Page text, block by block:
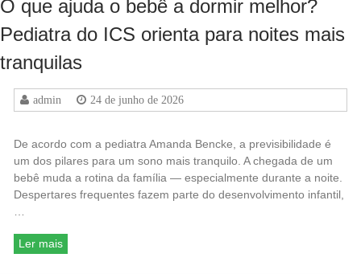
O que ajuda o bebê a dormir melhor?
Pediatra do ICS orienta para noites mais
tranquilas
admin 24 de junho de 2026
De acordo com a pediatra Amanda Bencke, a previsibilidade é
um dos pilares para um sono mais tranquilo. A chegada de um
bebê muda a rotina da família — especialmente durante a noite.
Despertares frequentes fazem parte do desenvolvimento infantil,
Ler mais